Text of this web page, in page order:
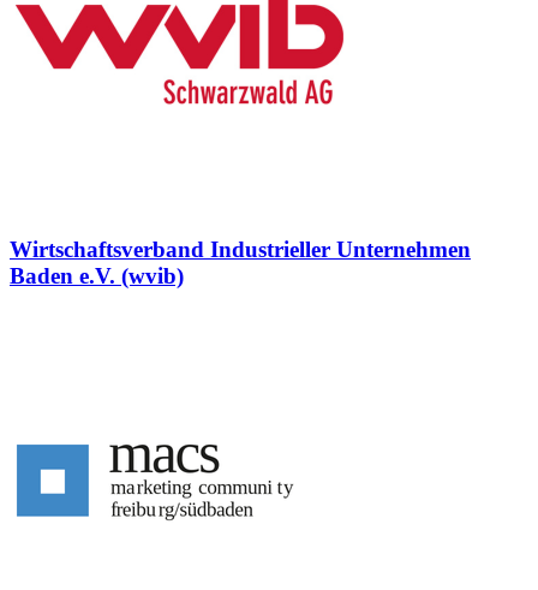
Wirtschaftsverband Industrieller Unternehmen
Baden e.V. (wvib)